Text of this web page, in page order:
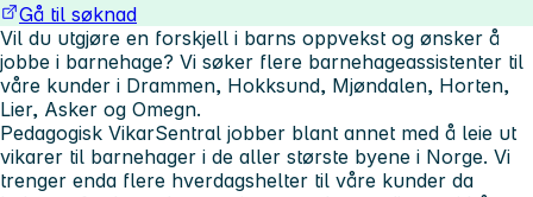
Gå til søknad
Vil du utgjøre en forskjell i barns oppvekst og ønsker å
jobbe i barnehage? Vi søker flere barnehageassistenter til
våre kunder i Drammen, Hokksund, Mjøndalen, Horten,
Lier, Asker og Omegn.
Pedagogisk VikarSentral jobber blant annet med å leie ut
vikarer til barnehager i de aller største byene i Norge. Vi
trenger enda flere hverdagshelter til våre kunder da